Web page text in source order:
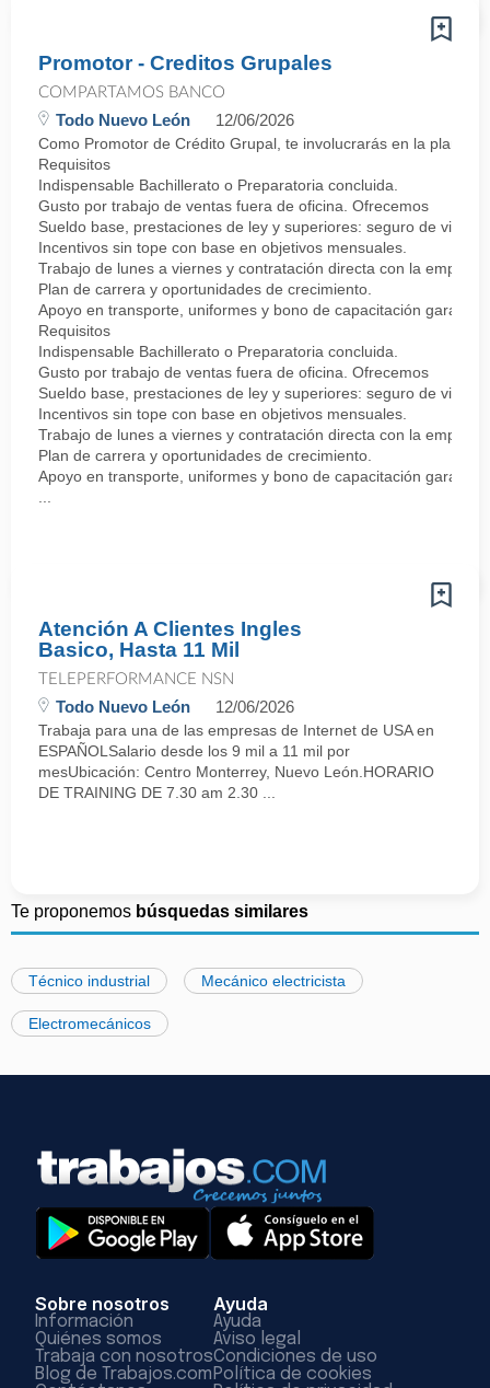
Promotor - Creditos Grupales
COMPARTAMOS BANCO
Todo Nuevo León 12/06/2026
Como Promotor de Crédito Grupal, te involucrarás en la
Requisitos
Indispensable Bachillerato o Preparatoria concluida.
Gusto por trabajo de ventas fuera de oficina. Ofrecemos
Sueldo base, prestaciones de ley y superiores: seguro de vida
Incentivos sin tope con base en objetivos mensuales.
Trabajo de lunes a viernes y contratación directa con la empresa.
Plan de carrera y oportunidades de crecimiento.
Apoyo en transporte, uniformes y bono de capacitación
Requisitos
Indispensable Bachillerato o Preparatoria concluida.
Gusto por trabajo de ventas fuera de oficina. Ofrecemos
Sueldo base, prestaciones de ley y superiores: seguro de vida
Incentivos sin tope con base en objetivos mensuales.
Trabajo de lunes a viernes y contratación directa con la empresa.
Plan de carrera y oportunidades de crecimiento.
Apoyo en transporte, uniformes y bono de capacitación
Atención A Clientes Ingles
Basico, Hasta 11 Mil
TELEPERFORMANCE NSN
Todo Nuevo León 12/06/2026
Trabaja para una de las empresas de Internet de USA en
ESPAÑOLSalario desde los 9 mil a 11 mil por
mesUbicación: Centro Monterrey, Nuevo León.HORARIO
DE TRAINING DE 7.30 am 2.30 ...
Te proponemos búsquedas similares
Técnico industrial Mecánico electricista
Electromecánicos
Sobre nosotros
Información
Quiénes somos
Trabaja con nosotros
Blog de Trabajos.com
Ayuda
Ayuda
Aviso legal
Condiciones de uso
Política de cookies